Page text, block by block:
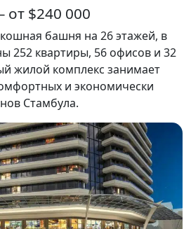
от $240 000
башня на 26 этажей, в
252 квартиры, 56 офисов и 32
жилой комплекс занимает
и экономически
Стамбула.